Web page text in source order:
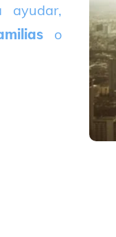
ayudar,
o